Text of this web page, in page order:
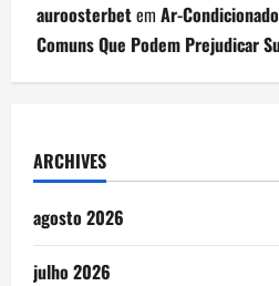
auroosterbetem Ar-
Comuns Que Podem Prejudicar
ARCHIVES
agosto 2026
julho 2026